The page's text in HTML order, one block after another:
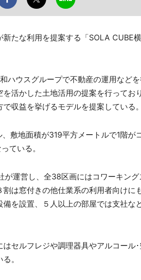
たな利用を提案する「SOLA CUBE
ウスグループで不動産の運用などを
活かした土地活用の提案を行ってお
収益を挙げるモデルを提案している。
敷地面積が319平方メートルで1階が
っている。
運営し、全38区画にはコワーキング
は窓付きの他仕業系の利用者向けに
を設置、５人以上の部屋では支社な
セルフレジや調理器具やアルコール
。